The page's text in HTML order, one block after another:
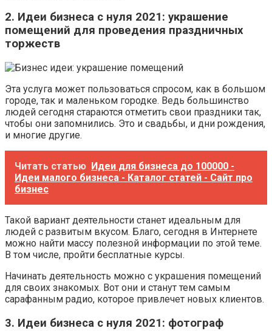
2. Идеи бизнеса с нуля 2021: украшение
помещений для проведения праздничных
торжеств
Эта услуга может пользоваться спросом, как в большом
городе, так и маленьком городке. Ведь большинство
людей сегодня стараются отметить свои праздники так,
чтобы они запомнились. Это и свадьбы, и дни рождения,
и многие другие.
Читать статью Идеи для бизнеса до 100000 -
Идеи малого бизнеса - Каталог статей - Сайт про
бизнес
Такой вариант деятельности станет идеальным для
людей с развитым вкусом. Благо, сегодня в Интернете
можно найти массу полезной информации по этой теме.
В том числе, пройти бесплатные курсы.
Начинать деятельность можно с украшения помещений
для своих знакомых. Вот они и станут тем самым
сарафанным радио, которое привлечет новых клиентов.
3. Идеи бизнеса с нуля 2021: фотограф